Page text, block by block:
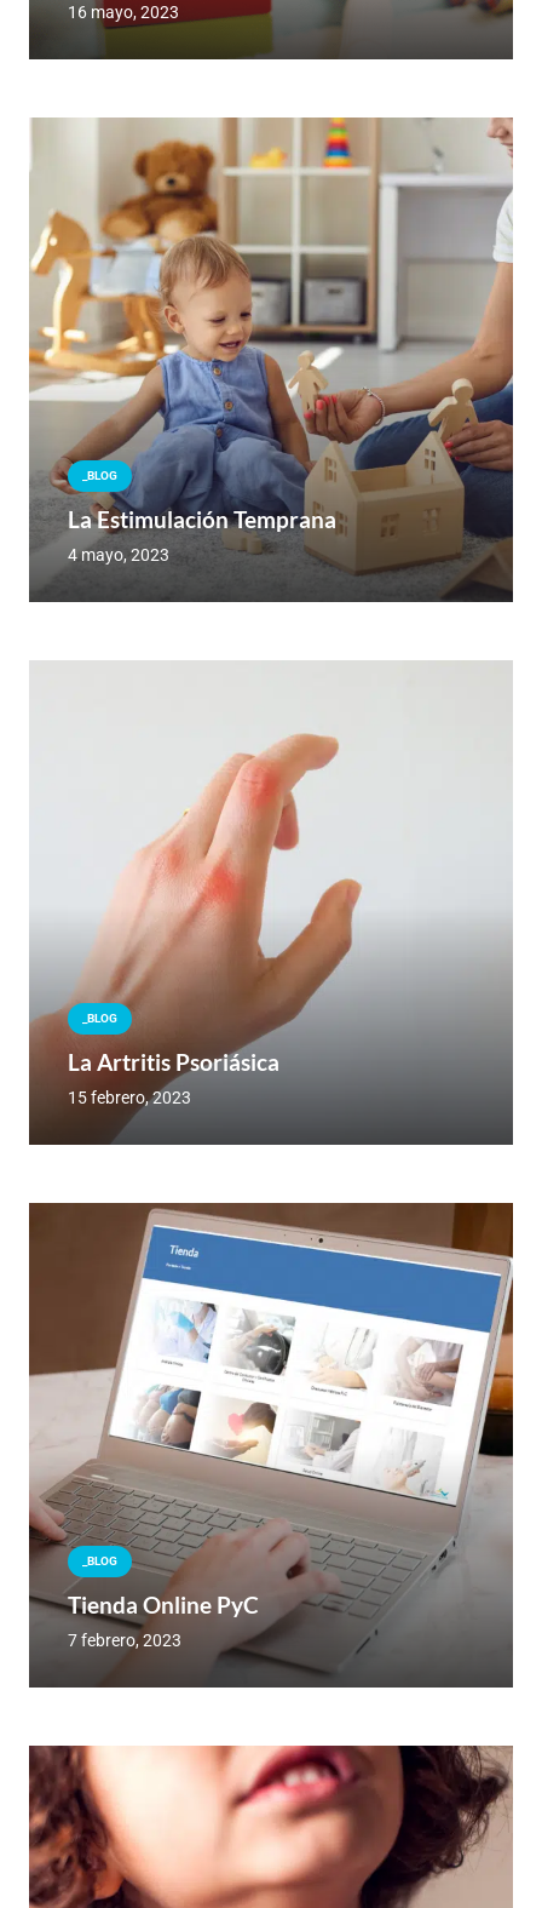
16 mayo, 2023
_BLOG
La Estimulación Temprana
4 mayo, 2023
_BLOG
La Artritis Psoriásica
15 febrero, 2023
_BLOG
Tienda Online PyC
7 febrero, 2023